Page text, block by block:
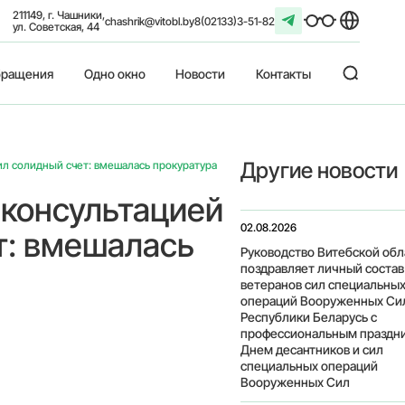
211149, г. Чашники,
ул. Советская, 44 chashrik@vitobl.by8(02133)3-51-82
Одно окно Новости Контакты
солидный счет: вмешалась прокуратура
вмешалась
Другие новости
02.08.2026
Руководство Витебской
поздравляет личный
ветеранов сил специальных
операций Вооруженных
Республики Беларусь с
профессиональным
Днем десантников и сил
специальных операций
Вооруженных Сил